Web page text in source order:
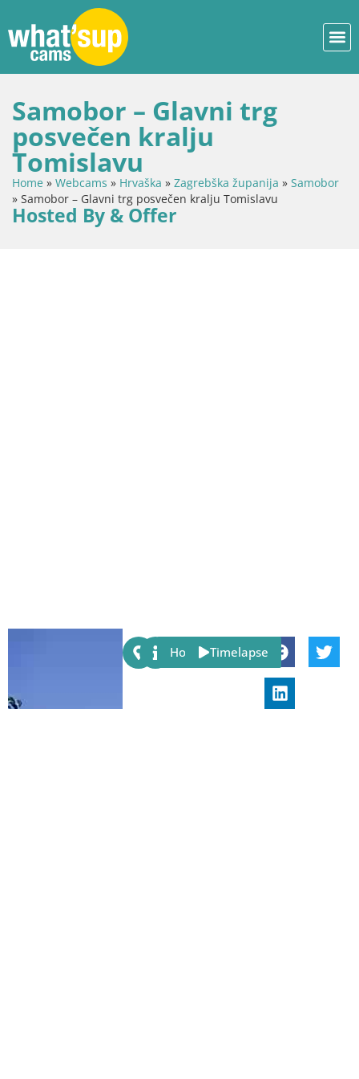
Samobor – Glavni trg
posvečen kralju
Tomislavu
Home » Webcams » Hrvaška » Zagrebška županija » Samobor
» Samobor – Glavni trg posvečen kralju Tomislavu
Hosted By & Offer
Share:
Host Timelapse